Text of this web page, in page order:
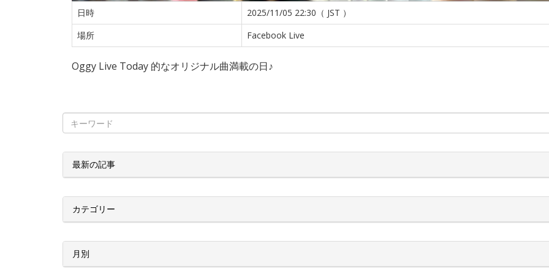
日時
2025/11/05 22:30（ JST ）
場所
Facebook Live
Oggy Live Today 的なオリジナル曲満載の日♪
最新の記事
カテゴリー
月別